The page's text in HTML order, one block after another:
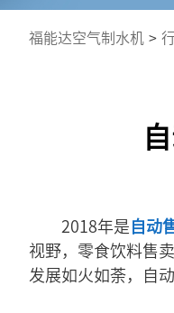
福能达空气制水机 >
2018年是自动
视野，零食饮料售
发展如火如荼，自